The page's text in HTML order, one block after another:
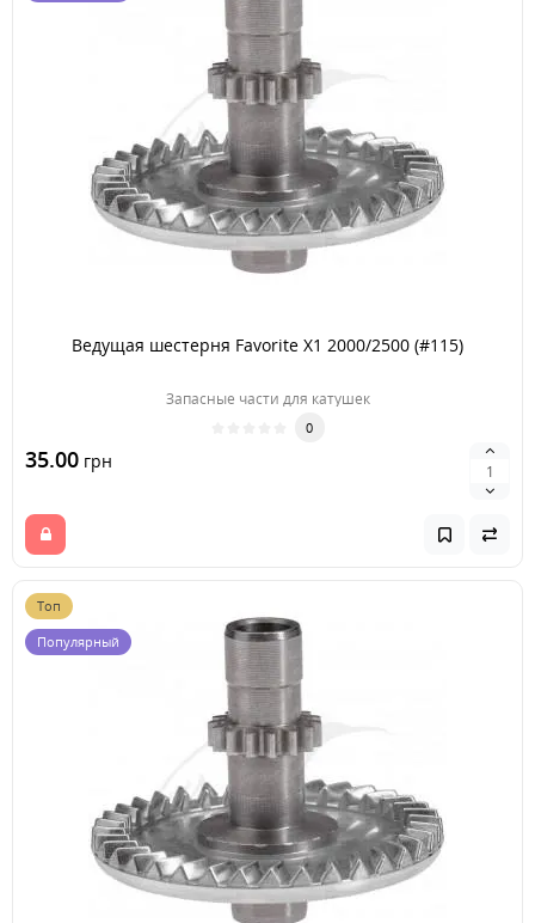
Ведущая шестерня Favorite X1 2000/2500 (#115)
Запасные части для катушек
0
35.00 грн
Топ
Популярный